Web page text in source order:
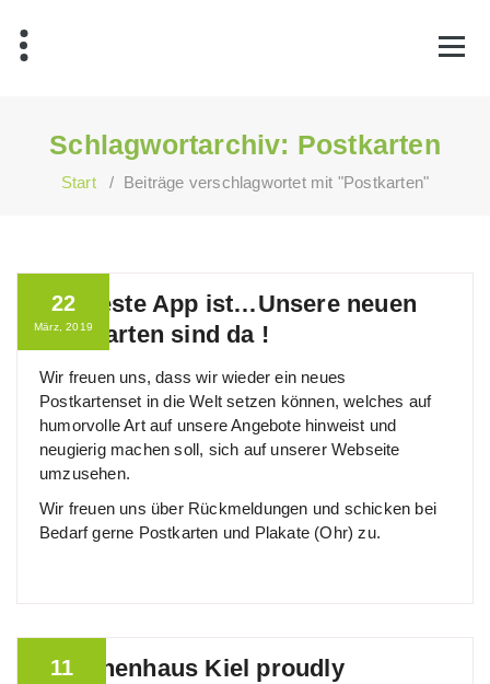
Inhalt
springen
Schlagwortarchiv: Postkarten
Start/ Beiträge verschlagwortet mit "Postkarten"
22
März, 2019
Die beste App ist…Unsere neuen
Postkarten sind da !
Wir freuen uns, dass wir wieder ein neues
Postkartenset in die Welt setzen können, welches auf
humorvolle Art auf unsere Angebote hinweist und
neugierig machen soll, sich auf unserer Webseite
umzusehen.
Wir freuen uns über Rückmeldungen und schicken bei
Bedarf gerne Postkarten und Plakate (Ohr) zu.
11
Mädchenhaus Kiel proudly